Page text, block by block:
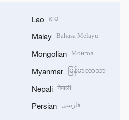
Lao ລາວ
Malay Bahasa Melayu
Mongolian Монгол
Myanmar မြန်မာဘာသာ
Nepali नेपाली
Persian فارسی